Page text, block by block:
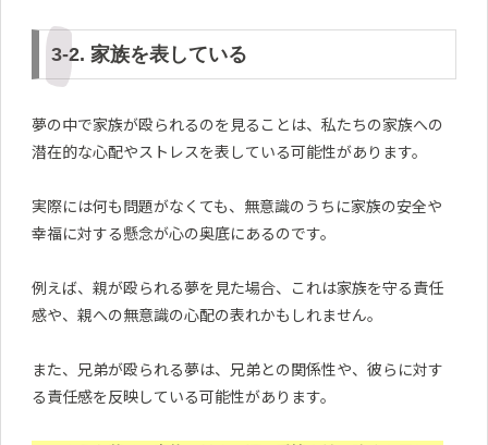
3-2. 家族を表している
夢の中で家族が殴られるのを見ることは、私たちの家族への
潜在的な心配やストレスを表している可能性があります。
実際には何も問題がなくても、無意識のうちに家族の安全や
幸福に対する懸念が心の奥底にあるのです。
例えば、親が殴られる夢を見た場合、これは家族を守る責任
感や、親への無意識の心配の表れかもしれません。
また、兄弟が殴られる夢は、兄弟との関係性や、彼らに対す
る責任感を反映している可能性があります。